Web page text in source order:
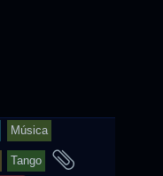
Música
Tango